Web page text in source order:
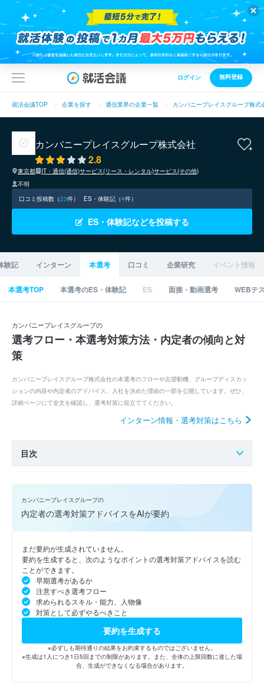
ログイン 無料登録
就活会議TOP 企業を探す 通信業界の企業一覧 カンパニープレイスグループ株式
カンパニープレイスグループ株式会社
2.8
東京都 IT・通信(通信)サービス(リース・レンタル)サービス(その他)
不明
口コミ投稿数（23件） ES・体験記（4件）
ES・体験記などを投稿する
験記 インターン 本選考 口コミ 企業研究 イベント情報
本選考TOP 本選考のES・体験記 ES 面接・動画選考 WEBテ
カンパニープレイスグループの
選考フロー・本選考対策方法・内定者の傾向と対
策
カンパニープレイスグループ株式会社の本選考のフローや志望動機、グループディスカッ
ションの内容や内定者のアドバイス、入社を決めた理由の一部を公開しています。ぜひ、
詳細ページにて全文を確認し、選考対策に役立ててください。
インターン情報・選考対策はこちら
目次
カンパニープレイスグループの
内定者の選考対策アドバイスをAIが要約
まだ要約が生成されていません。
要約を生成すると、次のようなポイントの選考対策アドバイスを読む
ことができます。
早期選考があるか
注意すべき選考フロー
求められるスキル・能力、人物像
対策として必ずやるべきこと
要約を生成する
※必ずしも期待通りの結果をお約束するものではございません。
※生成は1人につき1日5回までの制限があります。また、全体の上限回数に達した場
合、生成ができなくなる場合があります。